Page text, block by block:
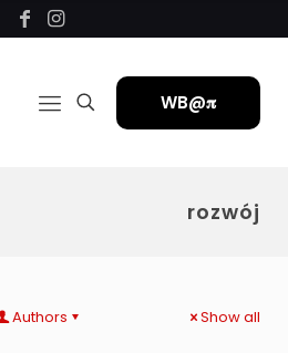
WB@𝛑
rozwój
Authors Show all